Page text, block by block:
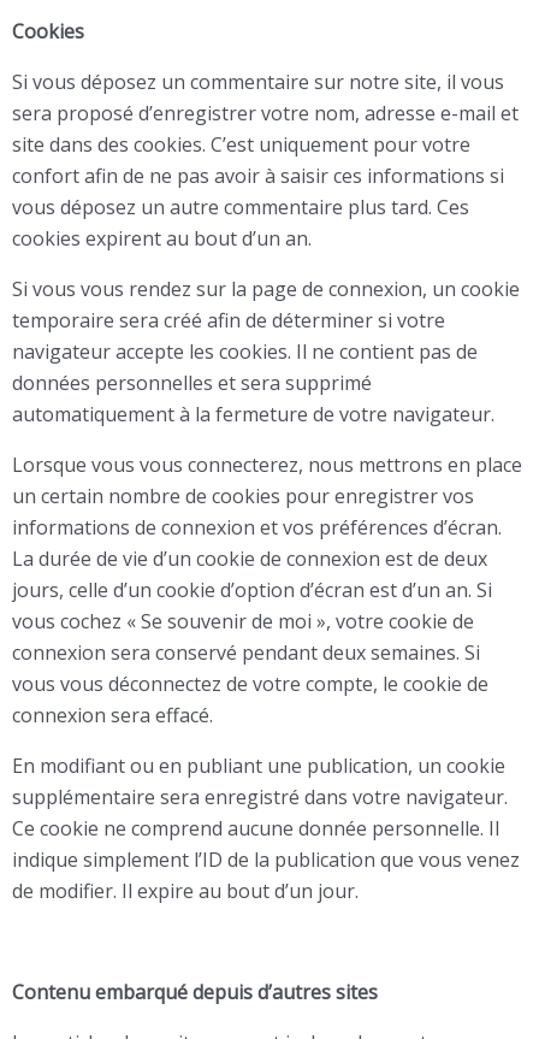
Cookies
Si vous déposez un commentaire sur notre site, il vous
sera proposé d’enregistrer votre nom, adresse e-mail et
site dans des cookies. C’est uniquement pour votre
confort afin de ne pas avoir à saisir ces informations si
vous déposez un autre commentaire plus tard. Ces
cookies expirent au bout d’un an.
Si vous vous rendez sur la page de connexion, un cookie
temporaire sera créé afin de déterminer si votre
navigateur accepte les cookies. Il ne contient pas de
données personnelles et sera supprimé
automatiquement à la fermeture de votre navigateur.
Lorsque vous vous connecterez, nous mettrons en place
un certain nombre de cookies pour enregistrer vos
informations de connexion et vos préférences d’écran.
La durée de vie d’un cookie de connexion est de deux
jours, celle d’un cookie d’option d’écran est d’un an. Si
vous cochez « Se souvenir de moi », votre cookie de
connexion sera conservé pendant deux semaines. Si
vous vous déconnectez de votre compte, le cookie de
connexion sera effacé.
En modifiant ou en publiant une publication, un cookie
supplémentaire sera enregistré dans votre navigateur.
Ce cookie ne comprend aucune donnée personnelle. Il
indique simplement l’ID de la publication que vous venez
de modifier. Il expire au bout d’un jour.
Contenu embarqué depuis d’autres sites